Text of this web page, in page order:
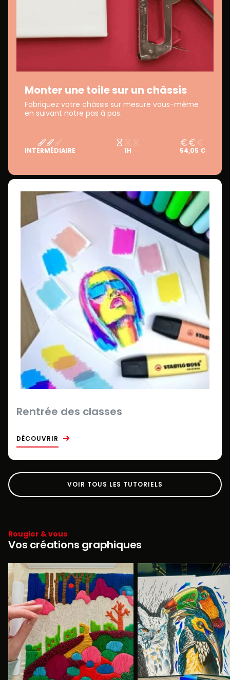
Monter une toile sur un châssis
Fabriquez votre châssis sur mesure vous-même
en suivant notre pas à pas.
INTERMÉDIAIRE 1H 54,05 €
Rentrée des classes
DÉCOUVRIR
VOIR TOUS LES TUTORIELS
Rougier & vous
Vos créations graphiques